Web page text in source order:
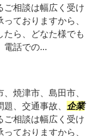
ご相談は幅広く受け
ておりますから、
ら、どなた様でも
電話での...
焼津市、島田市、
、交通事故、 企業
ご相談は幅広く受け
ておりますから、